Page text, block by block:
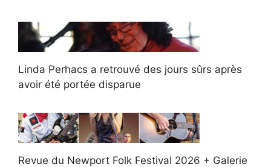
Linda Perhacs a retrouvé des jours sûrs après
avoir été portée disparue
Revue du Newport Folk Festival 2026 + Galerie